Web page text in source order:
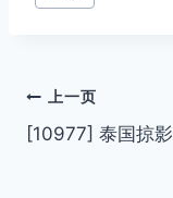
文
章
上一页
[10977] 泰国掠影